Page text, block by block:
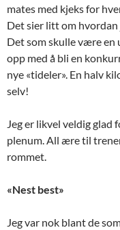
mates med kjeks for
Det sier litt om hvordan
Det som skulle være en
opp med å bli en
nye «tideler». En halv
selv!
Jeg er likvel veldig glad
plenum. All ære til
rommet.
«Nest best»
Jeg var nok blant de